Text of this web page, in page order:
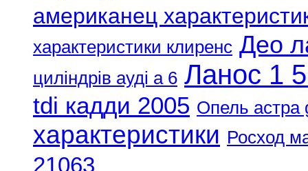
американец
характеристики клиренс Део
циліндрів ауді а 6 Ланос 1
tdi кадди 2005 Опель астра
характеристики Росход
21063